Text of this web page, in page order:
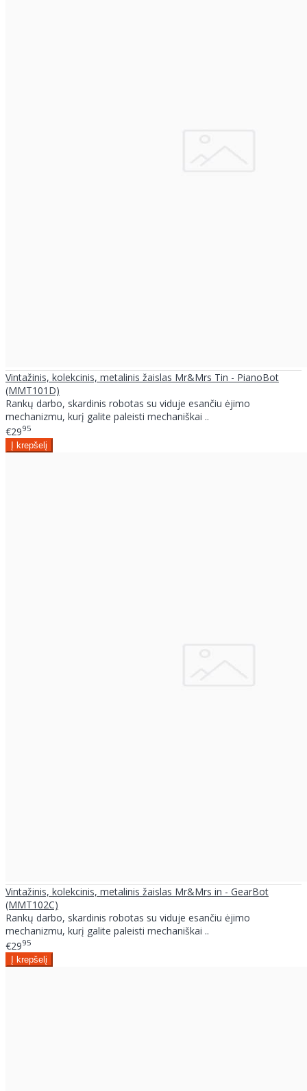
Vintažinis, kolekcinis, metalinis žaislas Mr&Mrs Tin - PianoBot
(MMT101D)
Rankų darbo, skardinis robotas su viduje esančiu ėjimo
mechanizmu, kurį galite paleisti mechaniškai ..
€2995
Vintažinis, kolekcinis, metalinis žaislas Mr&Mrs in - GearBot
(MMT102C)
Rankų darbo, skardinis robotas su viduje esančiu ėjimo
mechanizmu, kurį galite paleisti mechaniškai ..
€2995